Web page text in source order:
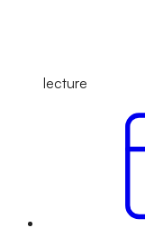
lecture